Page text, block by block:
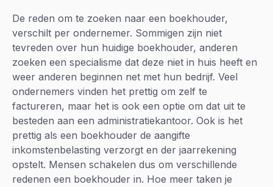
De reden om te zoeken naar een boekhouder,
verschilt per ondernemer. Sommigen zijn niet
tevreden over hun huidige boekhouder, anderen
zoeken een specialisme dat deze niet in huis heeft en
weer anderen beginnen net met hun bedrijf. Veel
ondernemers vinden het prettig om zelf te
factureren, maar het is ook een optie om dat uit te
besteden aan een administratiekantoor. Ook is het
prettig als een boekhouder de aangifte
inkomstenbelasting verzorgt en der jaarrekening
opstelt. Mensen schakelen dus om verschillende
redenen een boekhouder in. Hoe meer taken je